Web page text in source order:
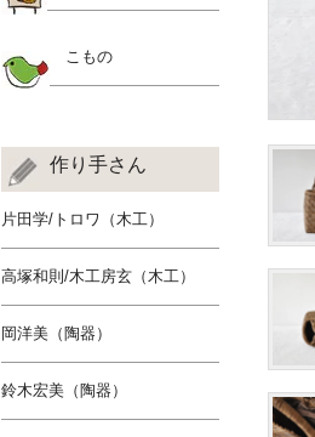
こもの
作り手さん
片田学/トロワ（木工）
高塚和則/木工房玄（木工）
岡洋美（陶器）
鈴木宏美（陶器）